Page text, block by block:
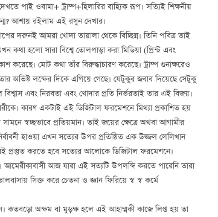
পাই ওবামা+ ট্রাম্প+হিলারির বাহ্যিক রূপ। সত্যিই শিক্ষনীয়
আশায় রইলাম এই রসুন দেখার।
আমরা খোদা তায়ালা থেকে বিচ্ছিন্ন। তিনি পবিত্র তাই
কথা হলো সারা বিশ্বে তোলপাড়া করা মিডিয়া (প্রিন্ট এবং
করেছে। মোট কথা তাঁর বিরুদ্ধাচারণ করেছে। ট্রাম্প গুনাক্ষরেও
অভিষ্ট লক্ষের দিকে এগিয়ে গেছে। যেটুকুর জবাব দিয়েছে সেটুকু
এবং নিরবতা এবং খোদার প্রতি নির্ভরতাই তার এই বিজয়।
কারণ একটাই এই ডিজিটাল ফরমেশনে মিথ্যা প্রকাশিত হয়
স্বচ্ছভাবে প্রতিয়মান। তাই জয়ের ক্ষেত্রে অথবা আগামীর
হাওয়া এখন সত্যের উপর প্রতিষ্ঠিত এক উজ্জল লেলিখান
প্রস্তুত করতে হবে সত্যের আলোকে ডিজিটাল ফরমেশনে।
আমেরীকাবাসী আজ যারা এই সত্যটি উপলব্দি করতে পারেনি তারা
সিক্ত করে চেতনা ও জ্ঞান ফিরিয়ে স্ব স্ব কর্মে
কতবড়ো অক্ষম বা মুড়ক্ষ হলে এই আহাম্মকী কাজে লিপ্ত হয় তা